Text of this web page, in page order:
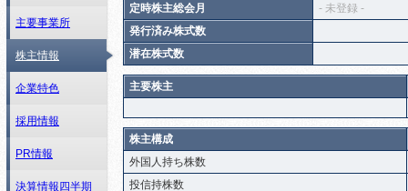
主要事業所
株主情報
企業特色
採用情報
PR情報
決算情報四半期
定時株主総会月
- 未登録 -
発行済み株式数
潜在株式数
主要株主
株主構成
外国人持ち株数
投信持株数